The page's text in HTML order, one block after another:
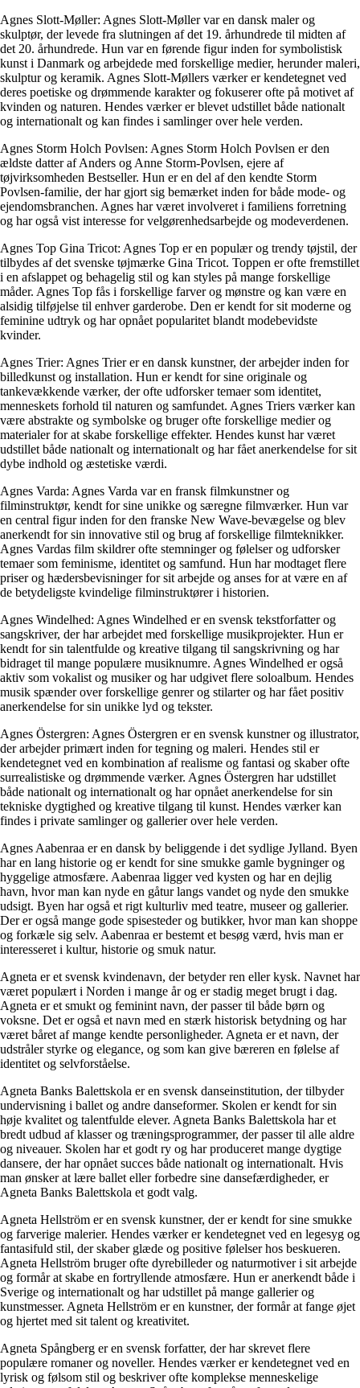
Agnes Slott-Møller: Agnes Slott-Møller var en dansk maler og
skulptør, der levede fra slutningen af ​​det 19. århundrede til midten af ​​
det 20. århundrede. Hun var en førende figur inden for symbolistisk
kunst i Danmark og arbejdede med forskellige medier, herunder maleri,
skulptur og keramik. Agnes Slott-Møllers værker er kendetegnet ved
deres poetiske og drømmende karakter og fokuserer ofte på motivet af
kvinden og naturen. Hendes værker er blevet udstillet både nationalt
og internationalt og kan findes i samlinger over hele verden.
Agnes Storm Holch Povlsen: Agnes Storm Holch Povlsen er den
ældste datter af Anders og Anne Storm-Povlsen, ejere af
tøjvirksomheden Bestseller. Hun er en del af den kendte Storm
Povlsen-familie, der har gjort sig bemærket inden for både mode- og
ejendomsbranchen. Agnes har været involveret i familiens forretning
og har også vist interesse for velgørenhedsarbejde og modeverdenen.
Agnes Top Gina Tricot: Agnes Top er en populær og trendy tøjstil, der
tilbydes af det svenske tøjmærke Gina Tricot. Toppen er ofte fremstillet
i en afslappet og behagelig stil og kan styles på mange forskellige
måder. Agnes Top fås i forskellige farver og mønstre og kan være en
alsidig tilføjelse til enhver garderobe. Den er kendt for sit moderne og
feminine udtryk og har opnået popularitet blandt modebevidste
kvinder.
Agnes Trier: Agnes Trier er en dansk kunstner, der arbejder inden for
billedkunst og installation. Hun er kendt for sine originale og
tankevækkende værker, der ofte udforsker temaer som identitet,
menneskets forhold til naturen og samfundet. Agnes Triers værker kan
være abstrakte og symbolske og bruger ofte forskellige medier og
materialer for at skabe forskellige effekter. Hendes kunst har været
udstillet både nationalt og internationalt og har fået anerkendelse for sit
dybe indhold og æstetiske værdi.
Agnes Varda: Agnes Varda var en fransk filmkunstner og
filminstruktør, kendt for sine unikke og særegne filmværker. Hun var
en central figur inden for den franske New Wave-bevægelse og blev
anerkendt for sin innovative stil og brug af forskellige filmteknikker.
Agnes Vardas film skildrer ofte stemninger og følelser og udforsker
temaer som feminisme, identitet og samfund. Hun har modtaget flere
priser og hædersbevisninger for sit arbejde og anses for at være en af
de betydeligste kvindelige filminstruktører i historien.
Agnes Windelhed: Agnes Windelhed er en svensk tekstforfatter og
sangskriver, der har arbejdet med forskellige musikprojekter. Hun er
kendt for sin talentfulde og kreative tilgang til sangskrivning og har
bidraget til mange populære musiknumre. Agnes Windelhed er også
aktiv som vokalist og musiker og har udgivet flere soloalbum. Hendes
musik spænder over forskellige genrer og stilarter og har fået positiv
anerkendelse for sin unikke lyd og tekster.
Agnes Östergren: Agnes Östergren er en svensk kunstner og illustrator,
der arbejder primært inden for tegning og maleri. Hendes stil er
kendetegnet ved en kombination af realisme og fantasi og skaber ofte
surrealistiske og drømmende værker. Agnes Östergren har udstillet
både nationalt og internationalt og har opnået anerkendelse for sin
tekniske dygtighed og kreative tilgang til kunst. Hendes værker kan
findes i private samlinger og gallerier over hele verden.
Agnes Aabenraa er en dansk by beliggende i det sydlige Jylland. Byen
har en lang historie og er kendt for sine smukke gamle bygninger og
hyggelige atmosfære. Aabenraa ligger ved kysten og har en dejlig
havn, hvor man kan nyde en gåtur langs vandet og nyde den smukke
udsigt. Byen har også et rigt kulturliv med teatre, museer og gallerier.
Der er også mange gode spisesteder og butikker, hvor man kan shoppe
og forkæle sig selv. Aabenraa er bestemt et besøg værd, hvis man er
interesseret i kultur, historie og smuk natur.
Agneta er et svensk kvindenavn, der betyder ren eller kysk. Navnet har
været populært i Norden i mange år og er stadig meget brugt i dag.
Agneta er et smukt og feminint navn, der passer til både børn og
voksne. Det er også et navn med en stærk historisk betydning og har
været båret af mange kendte personligheder. Agneta er et navn, der
udstråler styrke og elegance, og som kan give bæreren en følelse af
identitet og selvforståelse.
Agneta Banks Balettskola er en svensk danseinstitution, der tilbyder
undervisning i ballet og andre danseformer. Skolen er kendt for sin
høje kvalitet og talentfulde elever. Agneta Banks Balettskola har et
bredt udbud af klasser og træningsprogrammer, der passer til alle aldre
og niveauer. Skolen har et godt ry og har produceret mange dygtige
dansere, der har opnået succes både nationalt og internationalt. Hvis
man ønsker at lære ballet eller forbedre sine dansefærdigheder, er
Agneta Banks Balettskola et godt valg.
Agneta Hellström er en svensk kunstner, der er kendt for sine smukke
og farverige malerier. Hendes værker er kendetegnet ved en legesyg og
fantasifuld stil, der skaber glæde og positive følelser hos beskueren.
Agneta Hellström bruger ofte dyrebilleder og naturmotiver i sit arbejde
og formår at skabe en fortryllende atmosfære. Hun er anerkendt både i
Sverige og internationalt og har udstillet på mange gallerier og
kunstmesser. Agneta Hellström er en kunstner, der formår at fange øjet
og hjertet med sit talent og kreativitet.
Agneta Spångberg er en svensk forfatter, der har skrevet flere
populære romaner og noveller. Hendes værker er kendetegnet ved en
lyrisk og følsom stil og beskriver ofte komplekse menneskelige